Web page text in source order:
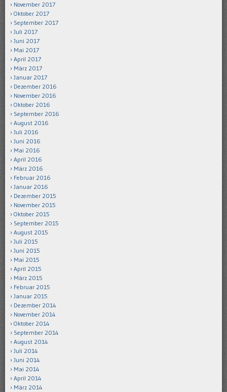
November 2017
Oktober 2017
September 2017
Juli 2017
Juni 2017
Mai 2017
April 2017
März 2017
Januar 2017
Dezember 2016
November 2016
Oktober 2016
September 2016
August 2016
Juli 2016
Juni 2016
Mai 2016
April 2016
März 2016
Februar 2016
Januar 2016
Dezember 2015
November 2015
Oktober 2015
September 2015
August 2015
Juli 2015
Juni 2015
Mai 2015
April 2015
März 2015
Februar 2015
Januar 2015
Dezember 2014
November 2014
Oktober 2014
September 2014
August 2014
Juli 2014
Juni 2014
Mai 2014
April 2014
März 2014